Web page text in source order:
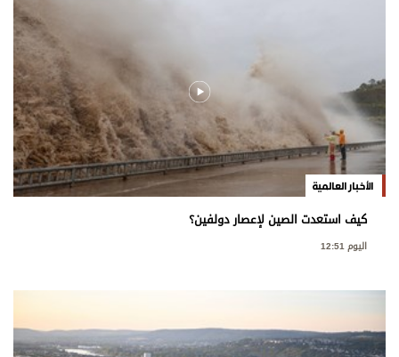
الأخبار العالمية
كيف استعدت الصين لإعصار دولفين؟
اليوم 12:51